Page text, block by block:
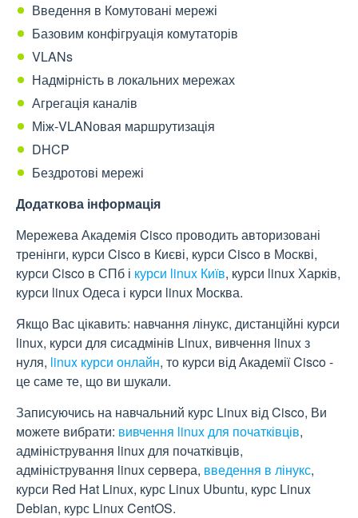
Введення в Комутовані мережі
Базовим конфігруація комутаторів
VLANs
Надмірність в локальних мережах
Агрегація каналів
Між-VLANовая маршрутизація
DHCP
Бездротові мережі
Додаткова інформація
Мережева Академія Cisco проводить авторизовані
тренінги, курси Cisco в Києві, курси Cisco в Москві,
курси Cisco в СПб і курси linux Київ, курси linux Харків,
курси linux Одеса і курси linux Москва.
Якщо Вас цікавить: навчання лінукс, дистанційні курси
linux, курси для сисадмінів Linux, вивчення linux з
нуля, linux курси онлайн, то курси від Академії Cisco -
це саме те, що ви шукали.
Записуючись на навчальний курс Linux від Cisco, Ви
можете вибрати: вивчення linux для початківців,
адміністрування linux для початківців,
адміністрування linux сервера, введення в лінукс,
курси Red Hat Linux, курс Linux Ubuntu, курс Linux
Debian, курс Linux CentOS.